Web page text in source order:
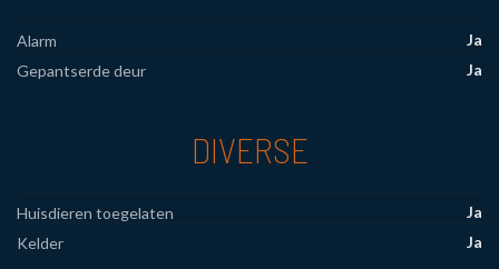
Alarm
Ja
Gepantserde deur
Ja
DIVERSE
Huisdieren toegelaten
Ja
Kelder
Ja